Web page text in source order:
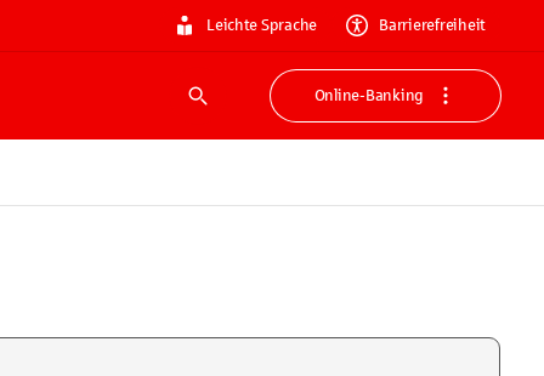
Leichte Sprache Barrierefreiheit
Suche
Online-Banking